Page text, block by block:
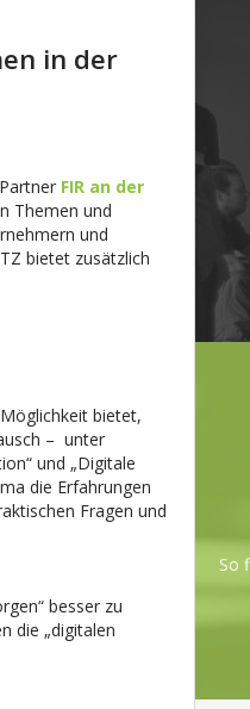
in der
FIR an der
Themen und
und
bietet zusätzlich
bietet,
– unter
und „Digitale
die Erfahrungen
Fragen und
besser zu
die „digitalen
So